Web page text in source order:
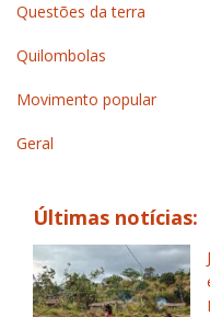
Questões da terra
Quilombolas
Movimento popular
Geral
Últimas notícias: